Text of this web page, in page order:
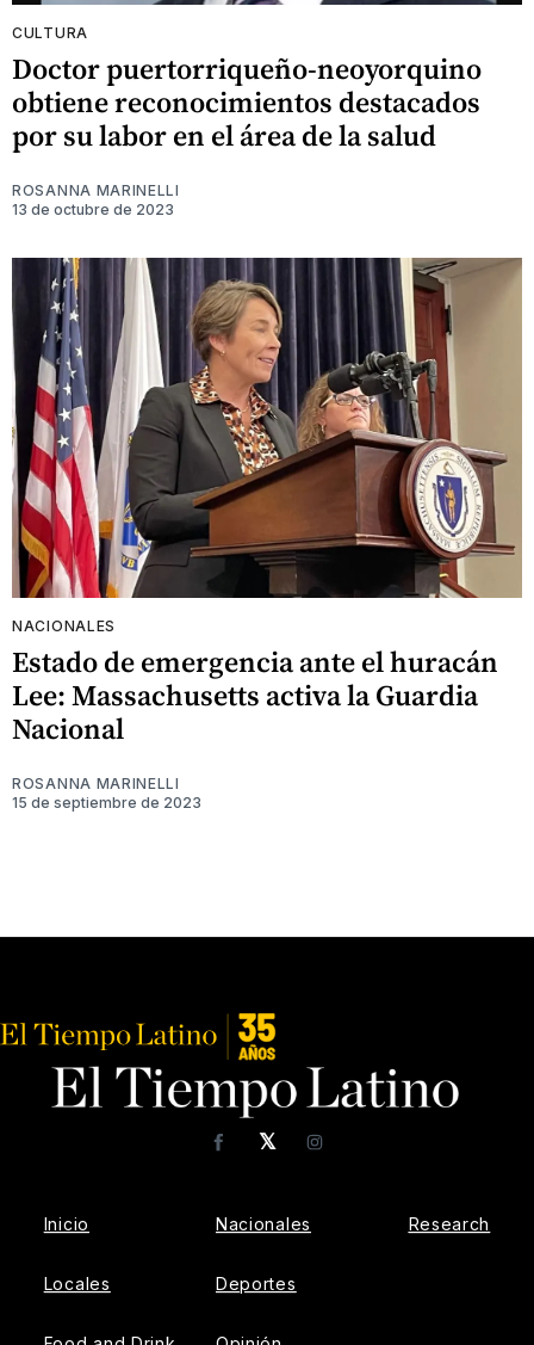
CULTURA
Doctor puertorriqueño-neoyorquino
obtiene reconocimientos destacados
por su labor en el área de la salud
ROSANNA MARINELLI
13 de octubre de 2023
NACIONALES
Estado de emergencia ante el huracán
Lee: Massachusetts activa la Guardia
Nacional
ROSANNA MARINELLI
15 de septiembre de 2023
𝕏
FacebookInstagram
Inicio
Locales
Nacionales
Deportes
Research